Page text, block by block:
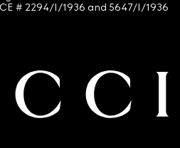
# 2294/I/1936 and 5647/I/1936